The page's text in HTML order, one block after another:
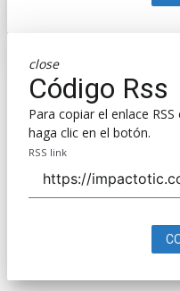
close
Código Rss
Para copiar el enlace
haga clic en el botón.
RSS link